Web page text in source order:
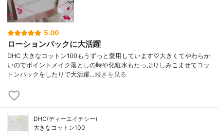
5.00
ローションパックに大活躍
DHC 大きなコットン100もうずっと愛用しています♡大きくてやわらか
いのでポイントメイク落としの時や化粧水もたっぷりしみこませてコッ
トンパックをしたりで大活躍…続きを見る
DHC(ディーエイチシー)
大きなコットン100